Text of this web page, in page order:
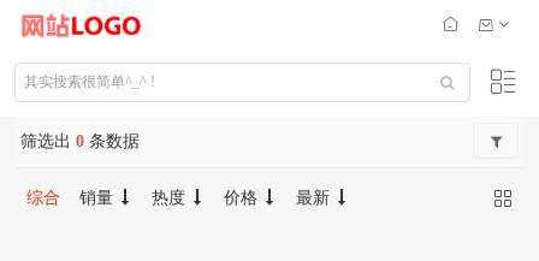
筛选出 0 条数据
综合 销量 热度 价格 最新